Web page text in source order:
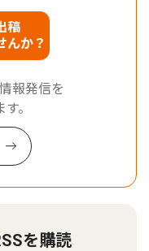
稿
んか？
報発信を
。
を購読